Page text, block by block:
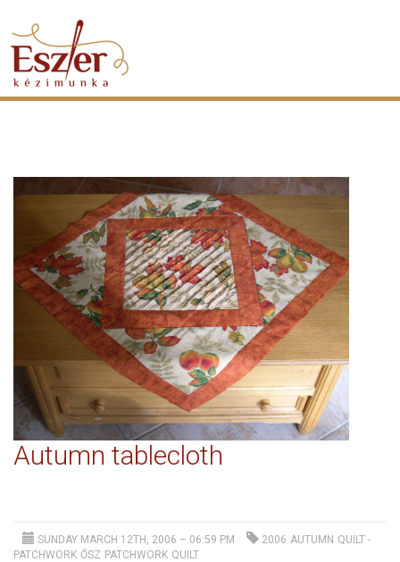
Autumn tablecloth
SUNDAY MARCH 12TH, 2006 – 06:59 PM 2006 AUTUMN QUILT -
PATCHWORK ŐSZ PATCHWORK QUILT